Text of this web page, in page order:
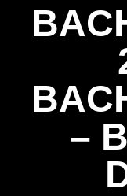
–